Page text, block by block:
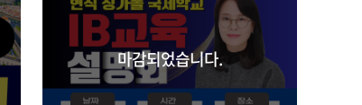
마감되었습니다.